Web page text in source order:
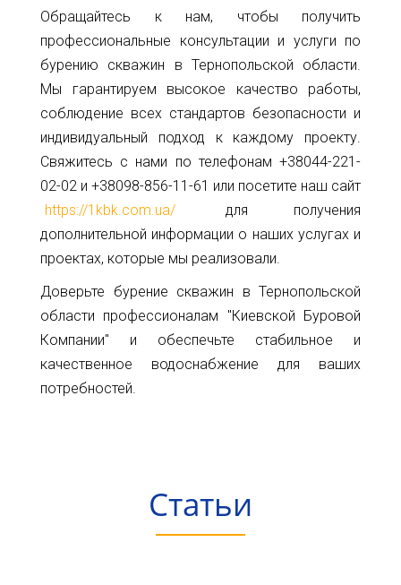
Обращайтесь к нам, чтобы получить
профессиональные консультации и услуги по
бурению скважин в Тернопольской области.
Мы гарантируем высокое качество работы,
соблюдение всех стандартов безопасности и
индивидуальный подход к каждому проекту.
Свяжитесь с нами по телефонам +38044-221-
02-02 и +38098-856-11-61 или посетите наш сайт
https://1kbk.com.ua/
для получения
дополнительной информации о наших услугах и
проектах, которые мы реализовали.
Доверьте бурение скважин в Тернопольской
области профессионалам "Киевской Буровой
Компании" и обеспечьте стабильное и
качественное водоснабжение для ваших
потребностей.
Статьи